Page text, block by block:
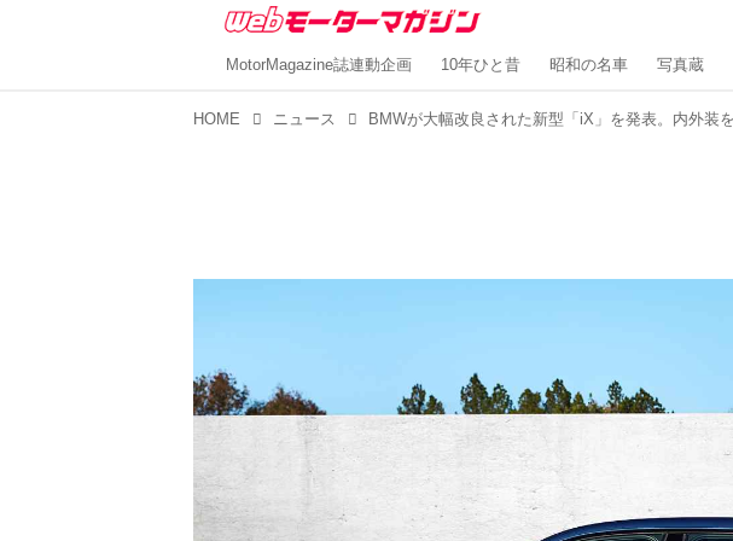
MotorMagazine誌連動企画 10年ひと昔 昭和の名車 写真蔵
HOME ニュース